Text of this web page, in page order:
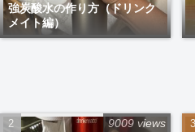
強炭酸水の作り方（ドリンク
メイト編）
9009 views